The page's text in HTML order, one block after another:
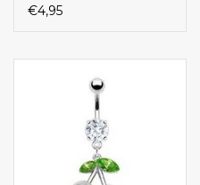
€4,95